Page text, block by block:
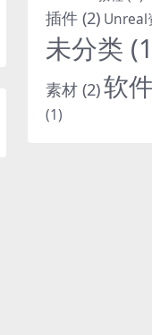
插件 (2) Unreal
未分类
素材 (2)软件
(1)